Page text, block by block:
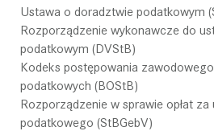
Ustawa o doradztwie podatkowym
Rozporządzenie wykonawcze do
podatkowym (DVStB)
Kodeks postępowania
podatkowych (BOStB)
Rozporządzenie w sprawie opłat za
podatkowego (StBGebV)